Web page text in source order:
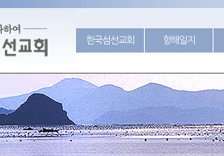
한국섬선교회 항해일지